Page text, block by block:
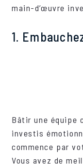
main-d’œuvre
1.
Bâtir une équipe
investis
commence par
Vous avez de